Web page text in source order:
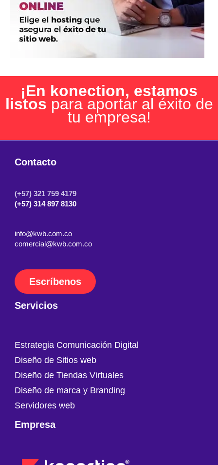
¡En konection, estamos
listos para aportar al éxito de
tu empresa!
Contacto
(+57) 321 759 4179
(+57) 314 897 8130
info@kwb.com.co
comercial@kwb.com.co
Escríbenos
Servicios
Estrategia Comunicación Digital
Diseño de Sitios web
Diseño de Tiendas Virtuales
Diseño de marca y Branding
Servidores web
Empresa